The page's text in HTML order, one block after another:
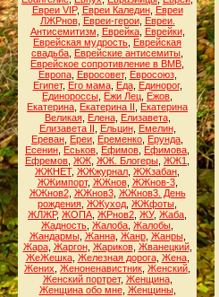
Евреи VIP, Евреи Каледин, Евреи
ЛЖРнов, Евреи-герои, Евреи.
Антисемитизм
Еврейка, Еврейки,
Еврейская мудрость Еврейская
свадьба Еврейские антисемиты
Еврейское сопротивление в ВМВ
Европа, Евросовет, Евросоюз,
Египет, Его мама, Еда, Единорог,
Единороссы Ежи Лец Ежов
Екатерина Екатерина II
Екатерина
Великая, Елена, Елизавета,
Елизавета II
Ельцин, Емелин,
Ереван Ереи Еременко Ерунда
Есенин Еськов Ефимов Ефимова
Ефремов ЖЖ ЖЖ. Блогеры ЖЖ1
ЖЖНЕТ, ЖЖжурнал ЖЖзабан
ЖЖимпорт, ЖЖнов, ЖЖнов-3,
ЖЖнов2, ЖЖнов3, ЖЖнов3. День
рождения ЖЖуход ЖЖфоты
ЖЛЖР, ЖОПА ЖРнов2 ЖУ, Жаба
Жадность Жалоба Жалобы
Жандармы, Жанна, Жанр, Жанры,
Жара, Жаргон, Жариков, Жванецкий,
ЖеЖешка, Железная дорога, Жена,
Жених Женоненавистник Женский
Женский портрет, Женщина,
Женщина обо мне, Женщины,